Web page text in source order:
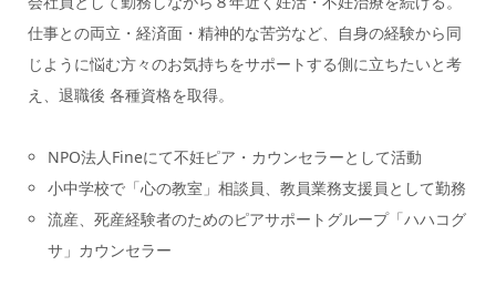
仕事との両立・経済面・精神的な苦労など、自身の経験から同
じように悩む方々のお気持ちをサポートする側に立ちたいと考
え、退職後 各種資格を取得。
NPO法人Fineにて不妊ピア・カウンセラーとして活動
小中学校で「心の教室」相談員、教員業務支援員として勤務
流産、死産経験者のためのピアサポートグループ「ハハコグ
サ」カウンセラー